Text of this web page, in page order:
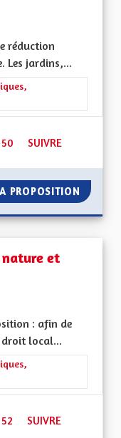
réduction
Les jardins,...
transitions
50 50 ABONNÉS
SUIVRE
PROPOSITION DES
et
: afin de
local...
transitions
52 52 ABONNÉS
SUIVRE